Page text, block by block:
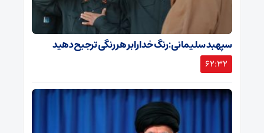
سپهبد سلیمانی: رنگ خدا را بر هر رنگی ترجیح دهید
62:32